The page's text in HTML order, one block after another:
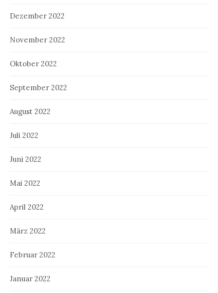
Dezember 2022
November 2022
Oktober 2022
September 2022
August 2022
Juli 2022
Juni 2022
Mai 2022
April 2022
März 2022
Februar 2022
Januar 2022